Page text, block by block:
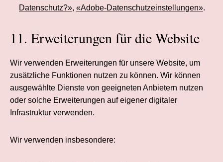
Datenschutz?», «Adobe-Datenschutzeinstellungen».
11. Erweiterungen für die Website
Wir verwenden Erweiterungen für unsere Website, um
zusätzliche Funktionen nutzen zu können. Wir können
ausgewählte Dienste von geeigneten Anbietern nutzen
oder solche Erweiterungen auf eigener digitaler
Infrastruktur verwenden.
Wir verwenden insbesondere: